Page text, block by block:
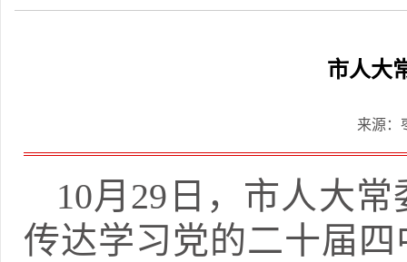
市人大
来源：
10月29日，市人大
传达学习党的二十届